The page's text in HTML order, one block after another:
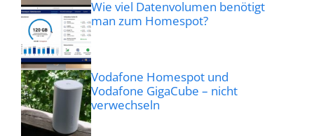
Wie viel Datenvolumen benötigt
man zum Homespot?
Vodafone Homespot und
Vodafone GigaCube – nicht
verwechseln